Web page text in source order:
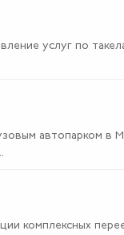
услуг по
автопарком в
комплексных